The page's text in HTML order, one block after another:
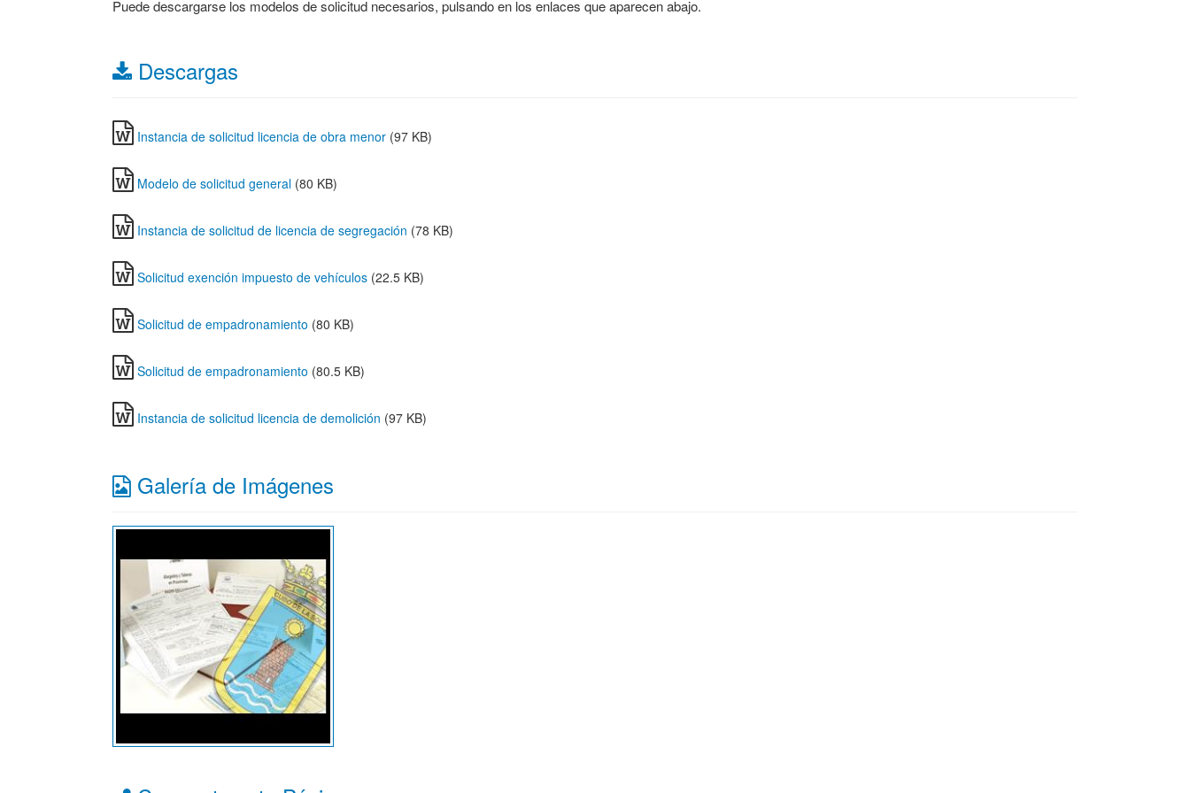
Puede descargarse los modelos de solicitud necesarios, pulsando en los enlaces que aparecen abajo.
Descargas
Instancia de solicitud licencia de obra menor (97 KB)
Modelo de solicitud general (80 KB)
Instancia de solicitud de licencia de segregación (78 KB)
Solicitud exención impuesto de vehículos (22.5 KB)
Solicitud de empadronamiento (80 KB)
Solicitud de empadronamiento (80.5 KB)
Instancia de solicitud licencia de demolición (97 KB)
Galería de Imágenes